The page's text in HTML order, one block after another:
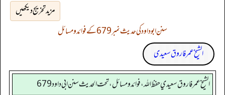
مزید تخریج دیکھیں
سنن ابوداود کی حدیث نمبر 679 کے فوائد و مسائل
الشیخ عمر فاروق سعیدی
الشيخ عمر فاروق سعيدي حفظ الله، فوائد و مسائل، تحت الحديث سنن ابي داود 679